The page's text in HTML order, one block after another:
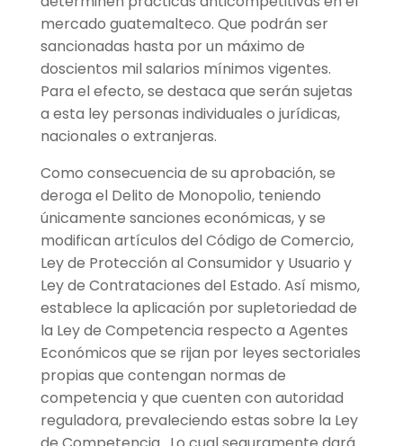
mercado guatemalteco. Que podrán ser
sancionadas hasta por un máximo de
doscientos mil salarios mínimos vigentes.
Para el efecto, se destaca que serán sujetas
a esta ley personas individuales o jurídicas,
nacionales o extranjeras.
Como consecuencia de su aprobación, se
deroga el Delito de Monopolio, teniendo
únicamente sanciones económicas, y se
modifican artículos del Código de Comercio,
Ley de Protección al Consumidor y Usuario y
Ley de Contrataciones del Estado. Así mismo,
establece la aplicación por supletoriedad de
la Ley de Competencia respecto a Agentes
Económicos que se rijan por leyes sectoriales
propias que contengan normas de
competencia y que cuenten con autoridad
reguladora, prevaleciendo estas sobre la Ley